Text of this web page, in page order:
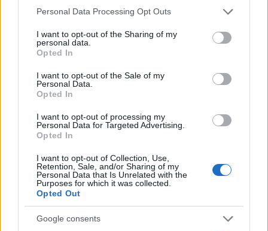
Please note that this website/app uses one or more Google
not limited to your visit or usage behaviour. You may click to
grant or deny consent to Google and its third-party tags to
use your data for below specified purposes in below Google
consent section.
Personal Data Processing Opt Outs
I want to opt-out of the Sharing of my
personal data.
Opted In
I want to opt-out of the Sale of my
Personal Data.
Opted In
I want to opt-out of processing my
Personal Data for Targeted Advertising.
Opted In
I want to opt-out of Collection, Use,
Retention, Sale, and/or Sharing of my
Personal Data that Is Unrelated with the
Purposes for which it was collected.
Opted Out
Google consents
Στέφανος Κασσελάκης: «Η δημιουργία
οικογένειας είναι ένα από τα πιο όμορφα και
δημιουργικά όνειρα που έχω»